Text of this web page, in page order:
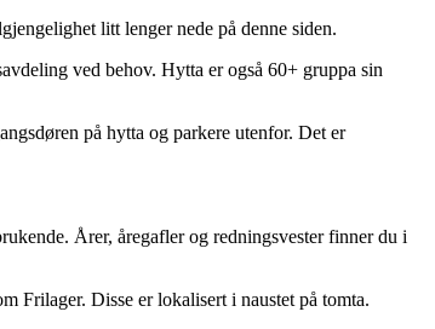
litt lenger nede på denne siden.
ved behov. Hytta er også 60+ gruppa sin
på hytta og parkere utenfor. Det er
Årer, åregafler og redningsvester finner du i
Frilager. Disse er lokalisert i naustet på tomta.